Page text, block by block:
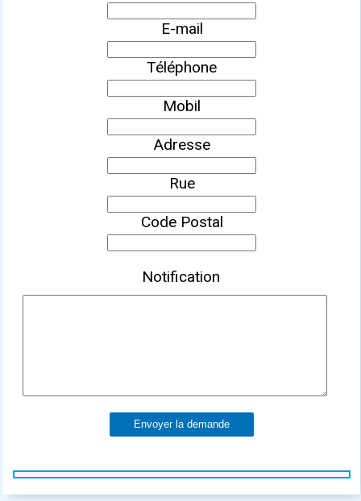
E-mail
Téléphone
Mobil
Adresse
Rue
Code Postal
Notification
Envoyer la demande